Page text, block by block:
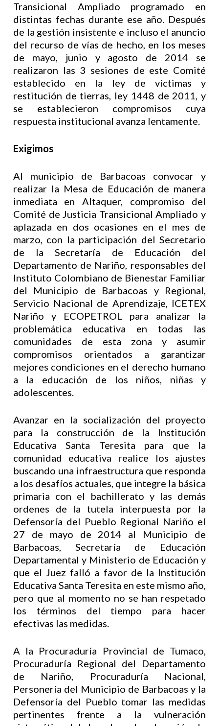
Transicional Ampliado programado en
distintas fechas durante ese año. Después
de la gestión insistente e incluso el anuncio
del recurso de vías de hecho, en los meses
de mayo, junio y agosto de 2014 se
realizaron las 3 sesiones de este Comité
establecido en la ley de víctimas y
restitución de tierras, ley 1448 de 2011, y
se establecieron compromisos cuya
respuesta institucional avanza lentamente.
Exigimos
Al municipio de Barbacoas convocar y
realizar la Mesa de Educación de manera
inmediata en Altaquer, compromiso del
Comité de Justicia Transicional Ampliado y
aplazada en dos ocasiones en el mes de
marzo, con la participación del Secretario
de la Secretaría de Educación del
Departamento de Nariño, responsables del
Instituto Colombiano de Bienestar Familiar
del Municipio de Barbacoas y Regional,
Servicio Nacional de Aprendizaje, ICETEX
Nariño y ECOPETROL para analizar la
problemática educativa en todas las
comunidades de esta zona y asumir
compromisos orientados a garantizar
mejores condiciones en el derecho humano
a la educación de los niños, niñas y
adolescentes.
Avanzar en la socialización del proyecto
para la construcción de la Institución
Educativa Santa Teresita para que la
comunidad educativa realice los ajustes
buscando una infraestructura que responda
a los desafíos actuales, que integre la básica
primaria con el bachillerato y las demás
ordenes de la tutela interpuesta por la
Defensoría del Pueblo Regional Nariño el
27 de mayo de 2014 al Municipio de
Barbacoas, Secretaría de Educación
Departamental y Ministerio de Educación y
que el Juez falló a favor de la Institución
Educativa Santa Teresita en este mismo año,
pero que al momento no se han respetado
los términos del tiempo para hacer
efectivas las medidas.
A la Procuraduría Provincial de Tumaco,
Procuraduría Regional del Departamento
de Nariño, Procuraduría Nacional,
Personería del Municipio de Barbacoas y la
Defensoría del Pueblo tomar las medidas
pertinentes frente a la vulneración